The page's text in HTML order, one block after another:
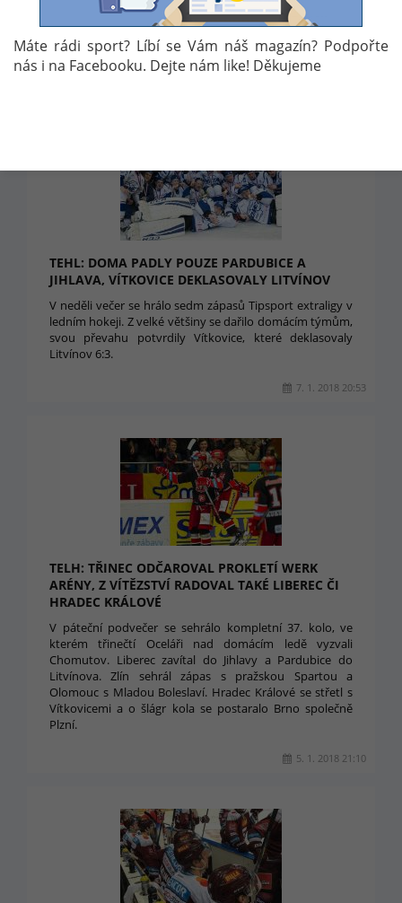
BOHATOU HOKEJOVOU KARIÉRU
Dnes čtyřiačtyřicetiletý odchovanec kladenského hokeje
Petr Ton ukončil svojí bohatou hokejovou kariéru.
TEHL: DOMA PADLY POUZE PARDUBICE A
JIHLAVA, VÍTKOVICE DEKLASOVALY LITVÍNOV
V neděli večer se hrálo sedm zápasů Tipsport extraligy v
ledním hokeji. Z velké většiny se dařilo domácím týmům,
svou převahu potvrdily Vítkovice, které deklasovaly
Litvínov 6:3.
7. 1. 2018 20:53
TELH: TŘINEC ODČAROVAL PROKLETÍ WERK
ARÉNY, Z VÍTĚZSTVÍ RADOVAL TAKÉ LIBEREC ČI
HRADEC KRÁLOVÉ
V páteční podvečer se sehrálo kompletní 37. kolo, ve
kterém třinečtí Oceláři nad domácím ledě vyzvali
Chomutov. Liberec zavítal do Jihlavy a Pardubice do
Litvínova. Zlín sehrál zápas s pražskou Spartou a
Olomouc s Mladou Boleslaví. Hradec Králové se střetl s
Vítkovicemi a o šlágr kola se postaralo Brno společně
Plzní.
5. 1. 2018 21:10
Máte rádi sport? Líbí se Vám náš magazín? Podpořte
nás i na Facebooku. Dejte nám like! Děkujeme